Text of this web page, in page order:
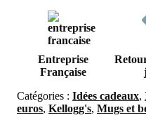
Entreprise
Française
Catégories : Idées cadeaux,
euros, Kellogg's, Mugs et